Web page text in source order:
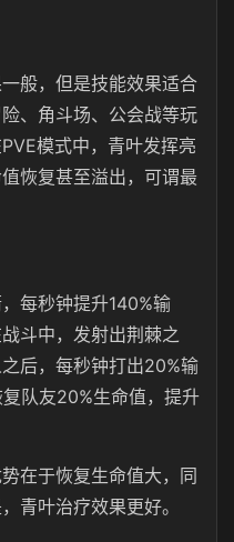
般，但是技能效果适合
、角斗场、公会战等玩
模式中，青叶发挥亮
恢复甚至溢出，可谓最
每秒钟提升140%输
斗中，发射出荆棘之
后，每秒钟打出20%输
队友20%生命值，提升
在于恢复生命值大，同
青叶治疗效果更好。